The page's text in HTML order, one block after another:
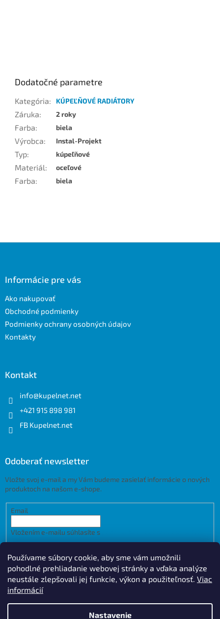
Používame súbory cookie, aby sme vám umožnili
pohodlné prehliadanie webovej stránky a vďaka analýze
neustále zlepšovali jej funkcie, výkon a použiteľnosť. Viac
informácií
Nastavenie
Dodatočné parametre
Kategória: KÚPEĽŇOVÉ RADIÁTORY
Záruka: 2 roky
Farba: biela
Výrobca: Instal-Projekt
Typ: kúpeľňové
Materiál: oceľové
Farba: biela
Informácie pre vás
Ako nakupovať
Obchodné podmienky
Podmienky ochrany osobných údajov
Kontakty
Kontakt
info@kupelnet.net
+421 915 898 981
FB Kupelnet.net
Odoberať newsletter
Vložte svoj e-mail a my Vám budeme zasielať informácie o nových
produktoch na našom e-shope.
Email
Vložením e-mailu súhlasíte s
údajov
PRIHLÁSIŤ SA